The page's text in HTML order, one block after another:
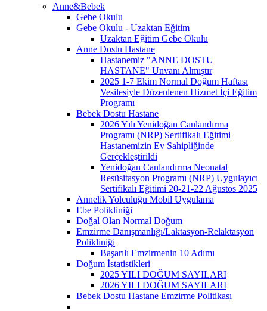
Anne&Bebek
Gebe Okulu
Gebe Okulu - Uzaktan Eğitim
Uzaktan Eğitim Gebe Okulu
Anne Dostu Hastane
Hastanemiz "ANNE DOSTU
HASTANE" Unvanı Almıştır
2025 1-7 Ekim Normal Doğum Haftası
Vesilesiyle Düzenlenen Hizmet İçi Eğitim
Programı
Bebek Dostu Hastane
2026 Yılı Yenidoğan Canlandırma
Programı (NRP) Sertifikalı Eğitimi
Hastanemizin Ev Sahipliğinde
Gerçekleştirildi
Yenidoğan Canlandırma Neonatal
Resüsitasyon Programı (NRP) Uygulayıcı
Sertifikalı Eğitimi 20-21-22 Ağustos 2025
Annelik Yolculuğu Mobil Uygulama
Ebe Polikliniği
Doğal Olan Normal Doğum
Emzirme Danışmanlığı/Laktasyon-Relaktasyon
Polikliniği
Başarılı Emzirmenin 10 Adımı
Doğum İstatistikleri
2025 YILI DOĞUM SAYILARI
2026 YILI DOĞUM SAYILARI
Bebek Dostu Hastane Emzirme Politikası